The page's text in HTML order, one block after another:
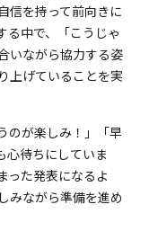
信を持って前向きに
る中で、「こうじゃ
いながら協力する姿
上げていることを実
のが楽しみ！」「早
心待ちにしていま
った発表になるよ
みながら準備を進め